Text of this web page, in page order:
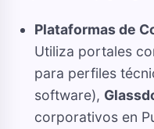
Plataformas de
Utiliza portales
para perfiles
software),
corporativos en